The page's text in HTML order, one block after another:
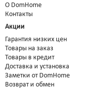
О DomHome
Контакты
Акции
Гарантия низких цен
Товары на заказ
Товары в кредит
Доставка и установка
Заметки от DomHome
Возврат и обмен